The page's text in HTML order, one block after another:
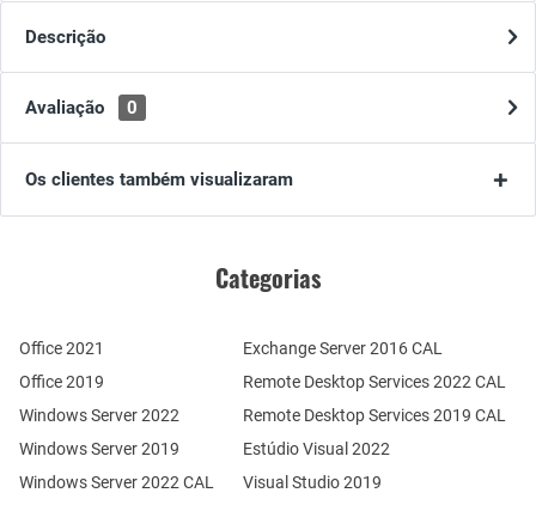
Descrição
Avaliação 0
Os clientes também visualizaram
Categorias
Office 2021
Office 2019
Windows Server 2022
Windows Server 2019
Windows Server 2022 CAL
Remote Desktop Services 2022 CAL
Remote Desktop Services 2019 CAL
Exchange Server 2016 CAL
Estúdio Visual 2022
Visual Studio 2019